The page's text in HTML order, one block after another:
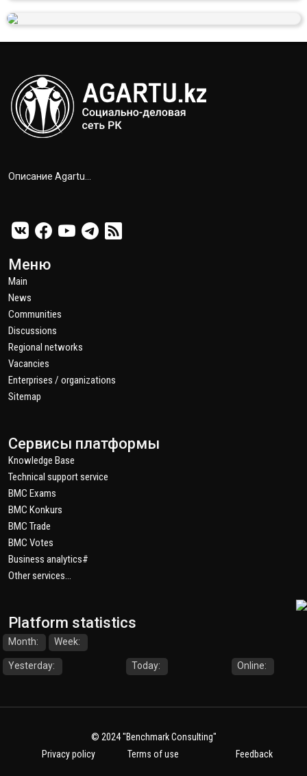
Описание Agartu...
Меню
Main
News
Communities
Discussions
Regional networks
Vacancies
Enterprises / organizations
Sitemap
Сервисы платформы
Knowledge Base
Technical support service
BMC Exams
BMC Konkurs
BMC Trade
BMC Votes
Business analytics#
Other services...
Platform statistics
Month: Week:
Yesterday: Today: Online:
© 2024"Benchmark Consulting"
Privacy policy
Terms of use Feedback